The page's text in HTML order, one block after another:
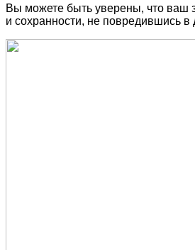
Вы можете быть уверены, что ваш
и сохранности, не повредившись в